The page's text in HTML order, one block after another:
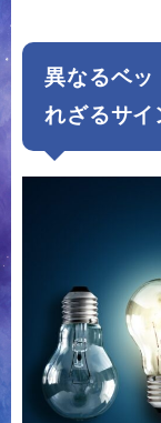
異なるベッ
れざるサイ